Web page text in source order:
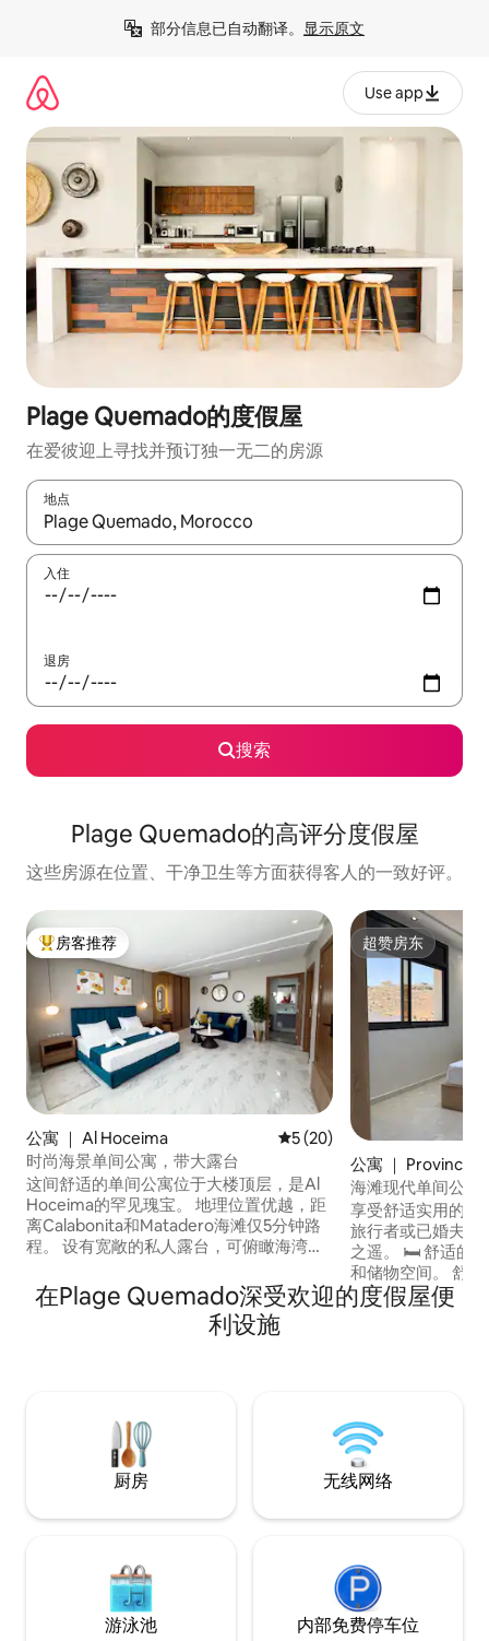
部分信息已自动翻译。 显示原文
Use app
Plage Quemado的度假屋
在爱彼迎上寻找并预订独一无二的房源
地点
如有搜索结果，请使用上下方向键查看，或通过点击或滑动手势
入住
退房
搜索
Plage Quemado的高评分度假屋
这些房源在位置、干净卫生等方面获得客人的一致好评。
热门「房客推荐」
房客推荐
公寓 ｜ Al Hoceima 平均评分 5 分（满分 5 分）
5 (20)
时尚海景单间公寓，带大露台
这间舒适的单间公寓位于大楼顶层，是Al
Hoceima的罕见瑰宝。 地理位置优越，距
离Calabonita和Matadero海滩仅5分钟路
程。 设有宽敞的私人露台，可俯瞰海湾和
心区域，就在Almuñécar Parc前面。 单间
公寓内设有加大双人床、沙发床、厨房、
卫生间和无线网络。 非常适合寻找舒适、
超赞房东
超赞房东
公寓 ｜ Province
海滩现代单间公寓
享受舒适实用的单
旅行者或已婚夫妇
之遥。 🛏️ 舒适的睡眠区，配有一张双人床
和储物空间。 舒
电视和自然光。
间，带淋浴设施
在Plage Quemado深受欢迎的度假屋便
利设施
厨房 无线网络
游泳池 内部免费停车位